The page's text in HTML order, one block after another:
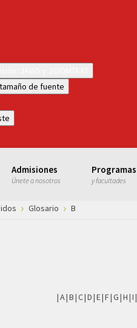
de fuente
Admisiones
Únete a nosotros
Programas
y facultades
Glosario B
|A|B|C|D|E|F|G|H|I|